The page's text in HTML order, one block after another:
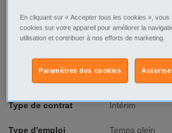
Raison sociale 33 Intérim
Fonction Commerce et
Type de contrat Intérim
Type d'emploi Temps plein
En cliquant sur « Accepter tous les cookies »,
cookies sur votre appareil pour améliorer la
utilisation et contribuer à nos efforts de marketing.
Paramètres des cookies